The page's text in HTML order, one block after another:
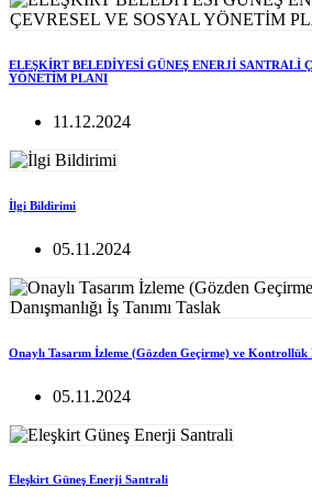
ELEŞKİRT BELEDİYESİ GÜNEŞ ENERJİ SANTRALİ
YÖNETİM PLANI
11.12.2024
İlgi Bildirimi
05.11.2024
Onaylı Tasarım İzleme (Gözden Geçirme) ve Kontrollük
05.11.2024
Eleşkirt Güneş Enerji Santrali